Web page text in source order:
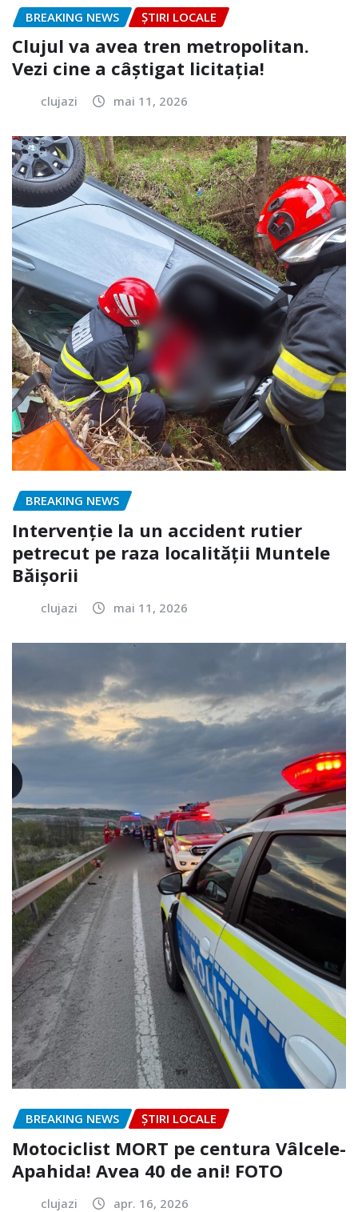
BREAKING NEWS ȘTIRI LOCALE
Clujul va avea tren metropolitan.
Vezi cine a câștigat licitația!
clujazi mai 11, 2026
BREAKING NEWS
Intervenție la un accident rutier
petrecut pe raza localității Muntele
Băișorii
clujazi mai 11, 2026
BREAKING NEWS ȘTIRI LOCALE
Motociclist MORT pe centura Vâlcele-
Apahida! Avea 40 de ani! FOTO
clujazi apr. 16, 2026